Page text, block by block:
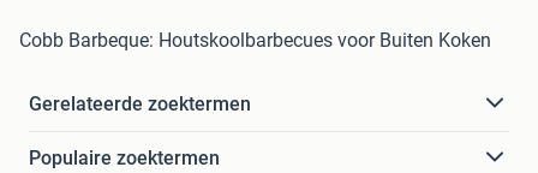
Cobb Barbeque: Houtskoolbarbecues voor Buiten Koken
Gerelateerde zoektermen
Populaire zoektermen